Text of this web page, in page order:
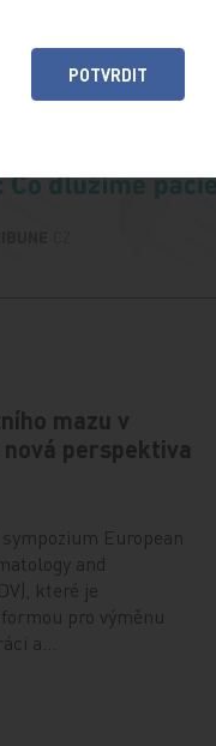
ČLÁNEK
mazu v
perspektiva
European
and
které je
pro výměnu
a…
POTVRDIT